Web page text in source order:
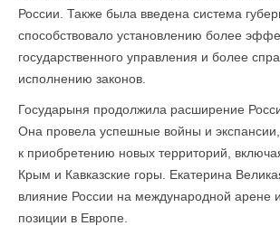
России. Также была введена система
способствовало установлению более
государственного управления и более
исполнению законов.
Государыня продолжила расширение
Она провела успешные войны и
к приобретению новых территорий,
Крым и Кавказские горы. Екатерина
влияние России на международной арене
позиции в Европе.